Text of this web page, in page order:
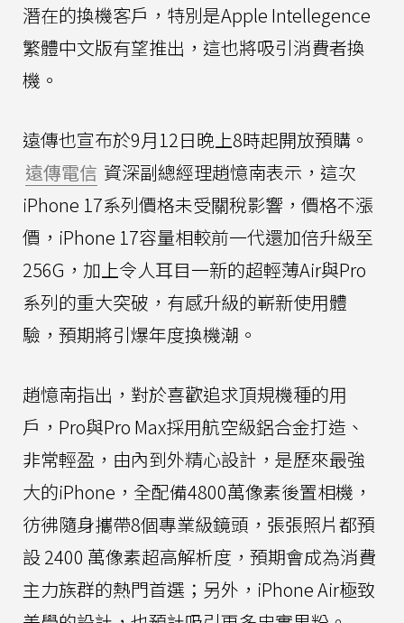
潛在的換機客戶，特別是Apple Intellegence
繁體中文版有望推出，這也將吸引消費者換
機。
遠傳也宣布於9月12日晚上8時起開放預購。
遠傳電信 資深副總經理趙憶南表示，這次
iPhone 17系列價格未受關稅影響，價格不漲
價，iPhone 17容量相較前一代還加倍升級至
256G，加上令人耳目一新的超輕薄Air與Pro
系列的重大突破，有感升級的嶄新使用體
驗，預期將引爆年度換機潮。
趙憶南指出，對於喜歡追求頂規機種的用
戶，Pro與Pro Max採用航空級鋁合金打造、
非常輕盈，由內到外精心設計，是歷來最強
大的iPhone，全配備4800萬像素後置相機，
彷彿隨身攜帶8個專業級鏡頭，張張照片都預
設 2400 萬像素超高解析度，預期會成為消費
主力族群的熱門首選；另外，iPhone Air極致